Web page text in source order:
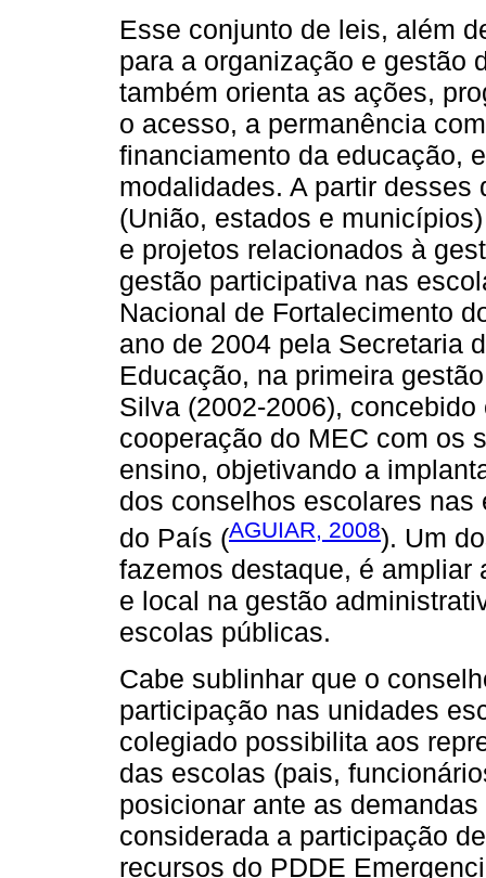
Esse conjunto de leis, além
para a organização e gestão
também orienta as ações,
o acesso, a permanência
financiamento da educação,
modalidades. A partir
(União, estados e
e projetos relacionados à
gestão participativa nas
Nacional de Fortalecimento
ano de 2004 pela Secretaria
Educação, na primeira
Silva (2002-2006),
cooperação do MEC com os
ensino, objetivando a
dos conselhos escolares
do País (AGUIAR, 2008). Um
fazemos destaque, é
e local na gestão
escolas públicas.
Cabe sublinhar que o
participação nas unidades
colegiado possibilita aos
das escolas (pais,
posicionar ante as
considerada a participação
recursos do PDDE